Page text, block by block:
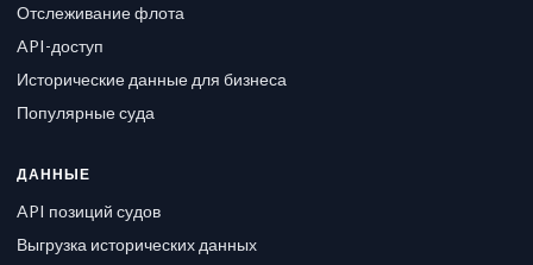
Отслеживание флота
API-доступ
Исторические данные для бизнеса
Популярные суда
ДАННЫЕ
API позиций судов
Выгрузка исторических данных